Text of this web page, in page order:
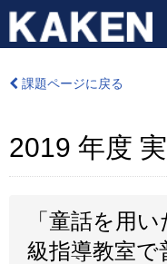
課題ページに戻る
2019 年度
「童話を用
級指導教室